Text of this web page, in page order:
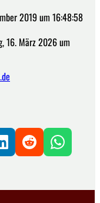
2019 um 16:48:58
16. März 2026 um